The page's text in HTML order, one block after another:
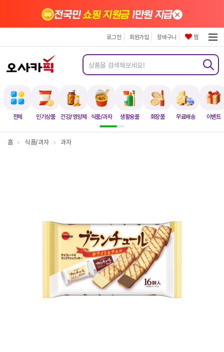
전체 인기상품 건강/영양제 식품/과자 생활용품 화장품 무료배송 이벤트
전국민쇼핑 지원금1만원 지급×
로그인 회원가입 장바구니 찜
홈 > 식품/과자 > 과자